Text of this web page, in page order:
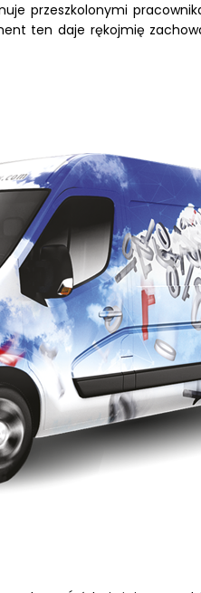
przeszkolonymi
ten daje rękojmię